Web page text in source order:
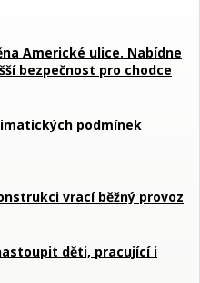
Americké ulice. Nabídne
bezpečnost pro chodce
podmínek
vrací běžný provoz
děti, pracující i